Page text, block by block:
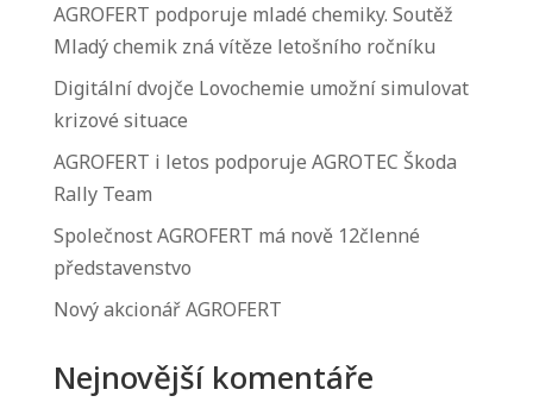
AGROFERT podporuje mladé chemiky. Soutěž
Mladý chemik zná vítěze letošního ročníku
Digitální dvojče Lovochemie umožní simulovat
krizové situace
AGROFERT i letos podporuje AGROTEC Škoda
Rally Team
Společnost AGROFERT má nově 12členné
představenstvo
⁠Nový akcionář AGROFERT
Nejnovější komentáře